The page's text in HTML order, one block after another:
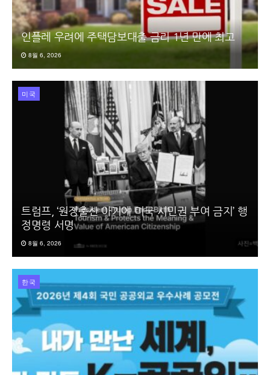
인플레 우려에 주택담보대출 금리 1년 만에 최고
8월 6, 2026
미국
트럼프, ‘원정출산 아기에 미국 시민권 부여 금지’ 행
정명령 서명
8월 6, 2026
한국